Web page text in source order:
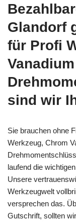
Glandorf
für Profi
sind wir
Sie brauchen ohne
Werkzeug, Chrom
laufend die
Unsere
Werkzeugwelt
versprechen das.
Gutschrift, sollten